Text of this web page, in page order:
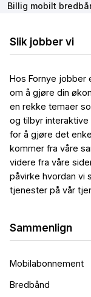
Billig mobilt
Slik jobber vi
Hos Fornye jobber
om å gjøre din
en rekke temaer
og tilbyr
for å gjøre det
kommer fra våre
videre fra våre
påvirke hvordan vi
tjenester på vår
Sammenlign
Mobilabonnement
Bredbånd